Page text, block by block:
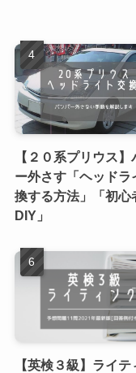
【２０系プリウス】
ー外さす「ヘッドラ
換する方法」「初心
DIY」
【英検３級】ライテ